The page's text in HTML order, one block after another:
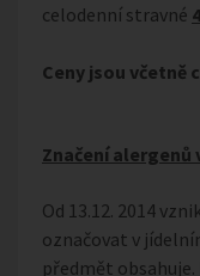
celodenní stravné
Ceny jsou včetně
Značení
Od 13.12. 2014
označovat v
předmět